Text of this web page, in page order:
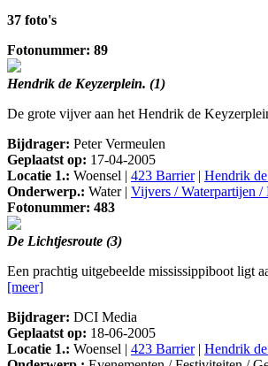
37 foto's
Fotonummer: 89
Hendrik de Keyzerplein. (1)
De grote vijver aan het Hendrik de
Bijdrager: Peter Vermeulen
Geplaatst op: 17-04-2005
Locatie 1.: Woensel | 423 Barrier| Hendrik
Onderwerp.: Water | Vijvers / Waterpartijen /
Fotonummer: 483
De Lichtjesroute (3)
Een prachtig uitgebeelde mississippiboot ligt
[meer]
Bijdrager: DCI Media
Geplaatst op: 18-06-2005
Locatie 1.: Woensel | 423 Barrier| Hendrik